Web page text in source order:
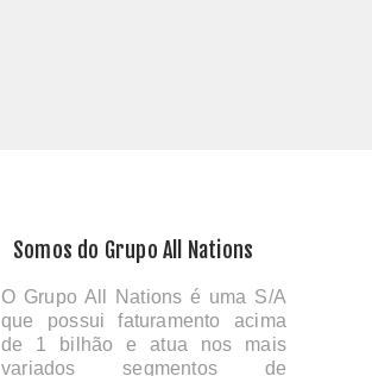
Somos do Grupo All Nations
O Grupo All Nations é uma S/A
que possui faturamento acima
de 1 bilhão e atua nos mais
variados segmentos de